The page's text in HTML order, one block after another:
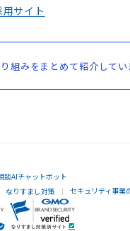
用サイト
組みをまとめて紹介して
談AIチャットボット
なりすまし対策 セキュリティ事業